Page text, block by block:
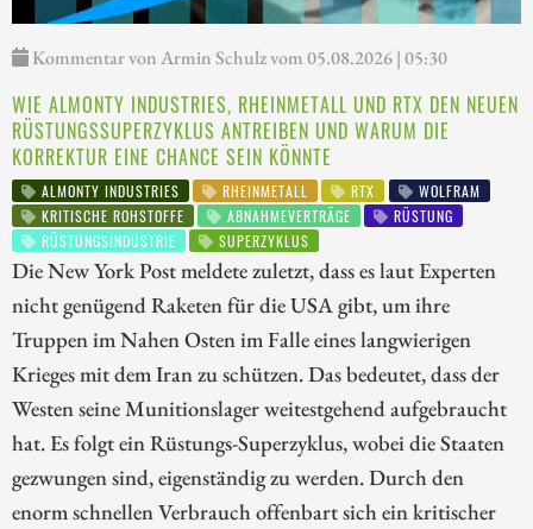
Kommentar von Armin Schulz vom 05.08.2026 | 05:30
WIE ALMONTY INDUSTRIES, RHEINMETALL UND RTX DEN NEUEN
RÜSTUNGSSUPERZYKLUS ANTREIBEN UND WARUM DIE
KORREKTUR EINE CHANCE SEIN KÖNNTE
ALMONTY INDUSTRIES RHEINMETALL RTX
WOLFRAM
KRITISCHE ROHSTOFFE
ABNAHMEVERTRÄGE
RÜSTUNG
RÜSTUNGSINDUSTRIE
SUPERZYKLUS
Die New York Post meldete zuletzt, dass es laut Experten
nicht genügend Raketen für die USA gibt, um ihre
Truppen im Nahen Osten im Falle eines langwierigen
Krieges mit dem Iran zu schützen. Das bedeutet, dass der
Westen seine Munitionslager weitestgehend aufgebraucht
hat. Es folgt ein Rüstungs-Superzyklus, wobei die Staaten
gezwungen sind, eigenständig zu werden. Durch den
enorm schnellen Verbrauch offenbart sich ein kritischer